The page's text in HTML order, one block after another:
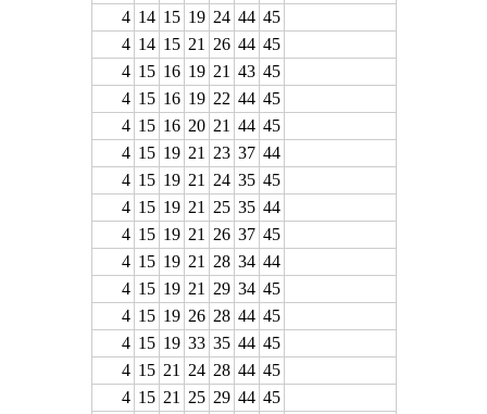
4 14 15 19 24 44 45
4 14 15 21 26 44 45
4 15 16 19 21 43 45
4 15 16 19 22 44 45
4 15 16 20 21 44 45
4 15 19 21 23 37 44
4 15 19 21 24 35 45
4 15 19 21 25 35 44
4 15 19 21 26 37 45
4 15 19 21 28 34 44
4 15 19 21 29 34 45
4 15 19 26 28 44 45
4 15 19 33 35 44 45
4 15 21 24 28 44 45
4 15 21 25 29 44 45